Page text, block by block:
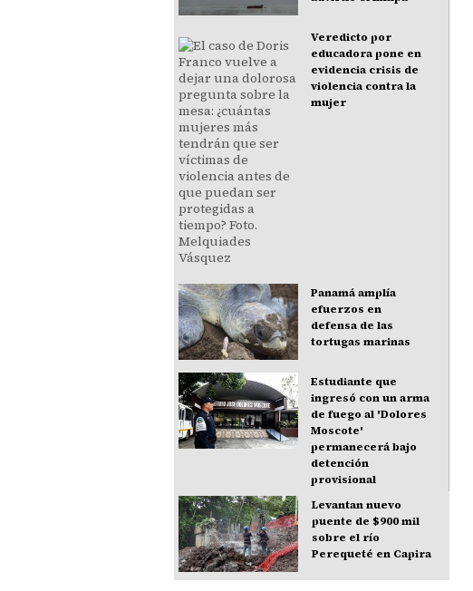
Veredicto por
educadora pone en
evidencia crisis de
violencia contra la
mujer
Panamá amplía
efuerzos en
defensa de las
tortugas marinas
Estudiante que
ingresó con un arma
de fuego al 'Dolores
Moscote'
permanecerá bajo
detención
provisional
Levantan nuevo
puente de $900 mil
sobre el río
Perequeté en Capira